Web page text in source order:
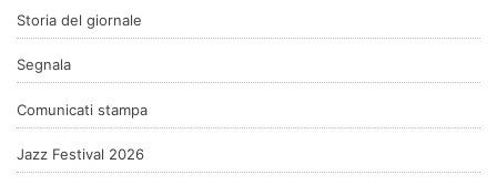
Storia del giornale
Segnala
Comunicati stampa
Jazz Festival 2026